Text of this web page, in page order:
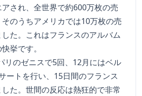
され、全世界で約600万枚の売
のうちアメリカでは10万枚の売
た。これはフランスのアルバム
挙です。
リのゼニスで5回、12月にはベル
ートを行い、15日間のフランス
た。世間の反応は熱狂的で非常